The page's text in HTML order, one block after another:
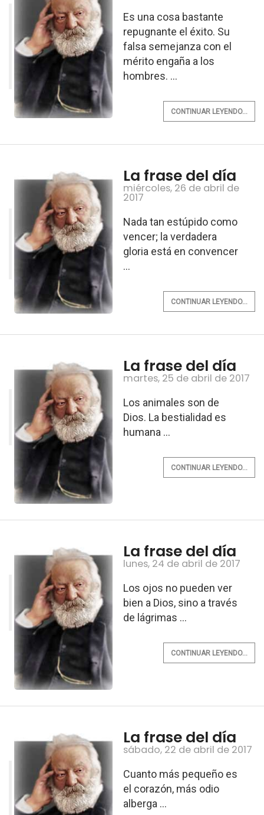
Es una cosa bastante
repugnante el éxito. Su
falsa semejanza con el
mérito engaña a los
hombres. ...
CONTINUAR LEYENDO...
La frase del día
miércoles, 26 de abril de
2017
Nada tan estúpido como
vencer; la verdadera
gloria está en convencer
...
CONTINUAR LEYENDO...
La frase del día
martes, 25 de abril de 2017
Los animales son de
Dios. La bestialidad es
humana ...
CONTINUAR LEYENDO...
La frase del día
lunes, 24 de abril de 2017
Los ojos no pueden ver
bien a Dios, sino a través
de lágrimas ...
CONTINUAR LEYENDO...
La frase del día
sábado, 22 de abril de 2017
Cuanto más pequeño es
el corazón, más odio
alberga ...